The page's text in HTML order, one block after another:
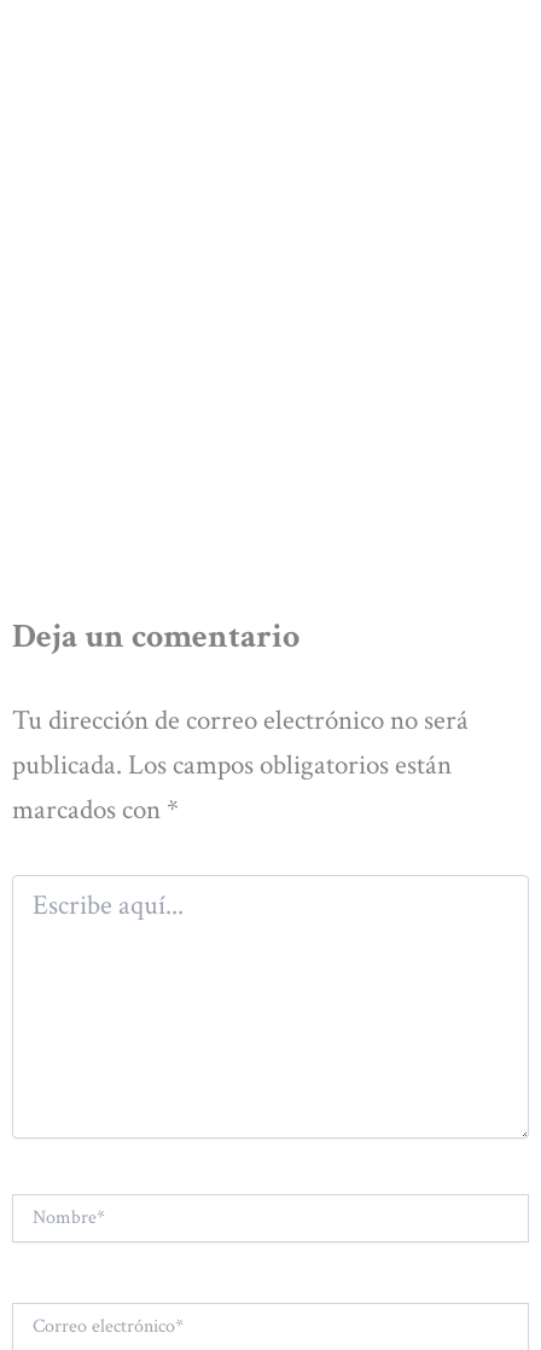
Deja un comentario
Tu dirección de correo electrónico no será
publicada. Los campos obligatorios están
marcados con *
Escribe
aquí...
Nombre*
Correo
electrónico*